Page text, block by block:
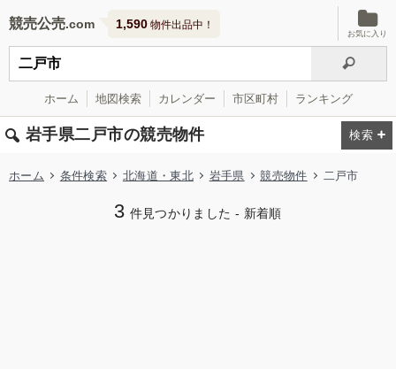
競売公売 1,590 物件出品中！
お気に入り
ホーム 地図検索 カレンダー 市区町村 ランキング
岩手県二戸市の競売物件
ホーム 条件検索 北海道・東北 岩手県 競売物件 二戸市
3 件見つかりました - 新着順